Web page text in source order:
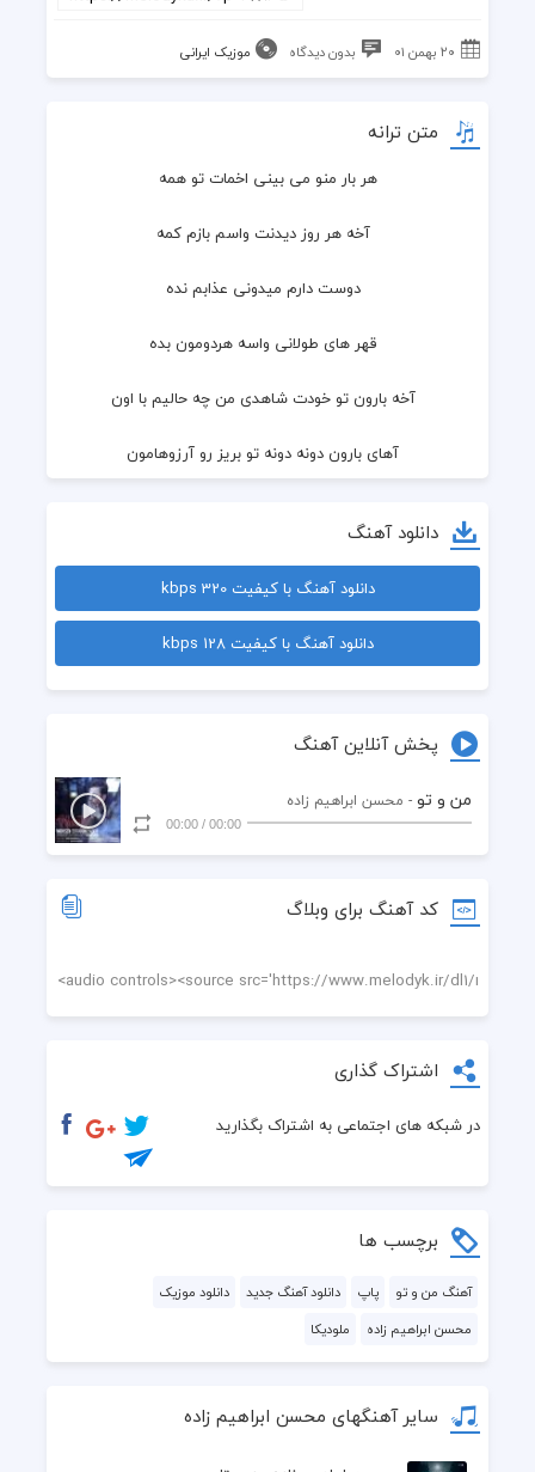
۲۰ بهمن ۰۱ بدون دیدگاه موزیک ایرانی
متن ترانه
هر بار منو می بینی اخمات تو همه
  آخه هر روز دیدنت واسم بازم کمه
  دوست دارم میدونی عذابم نده
  قهر های طولانی واسه هردومون بده
  آخه بارون تو خودت شاهدی من چه حالیم با اون
  آهای بارون دونه دونه تو بریز رو آرزوهامون
  دل به هیچکی به غیر از من عاشق نده
  نه حساب منو با همه قاتی نکن
  نه منو به یه لحظه دیدنت رازی نکن
  شب من و تو خیابون نم بارون زده
  نه منو به یه لحظه دیدنت رازی نکن
  راه به راه دور تو هی گشتن و از تو هی
  پیش من دل بردن و واسه تو دل به دریا زدن و
  دل به هیچکی به غیر از من عاشق نده
  نه حساب منو با همه قاتی نکن
دانلود آهنگ
دانلود آهنگ با کیفیت 320 kbps
دانلود آهنگ با کیفیت 128 kbps
پخش آنلاین آهنگ
من و تو - محسن ابراهیم زاده
00:00
/
00:00
کد آهنگ برای وبلاگ
اشتراک گذاری
در شبکه های اجتماعی به اشتراک بگذارید
برچسب ها
آهنگ من و تو پاپ دانلود آهنگ جدید
دانلود موزیک
محسن ابراهیم زاده
ملودیکا
سایر آهنگهای محسن ابراهیم زاده